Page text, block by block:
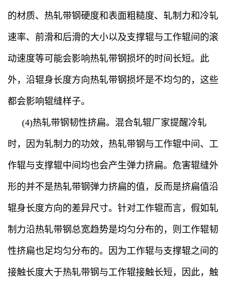
的材质、热轧带钢硬度和表面粗糙度、轧制力和冷轧
速率、前滑和后滑的大小以及支撑辊与工作辊间的滚
动速度等可能会影响热轧带钢损坏的时间长短。此
外，沿辊身长度方向热轧带钢损坏是不均匀的，这些
都会影响辊缝样子。
(4)热轧带钢韧性挤扁。混合轧辊厂家提醒冷轧
时，因为轧制力的功效，热轧带钢与工作辊中间、工
作辊与支撑辊中间均也会产生弹力挤扁。危害辊缝外
形的并不是热轧带钢弹力挤扁的值，反而是挤扁值沿
辊身长度方向的差异尺寸。针对工作辊而言，假如轧
制力沿热轧带钢总宽趋势是均匀分布的，则工作辊韧
性挤扁也足均匀分布的。因为工作辊与支撑辊之间的
接触长度大于热轧带钢与工作辊接触长短，因此，触